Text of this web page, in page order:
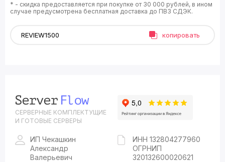
* - скидка предоставляется при покупке от 30 000 рублей, в ином
случае предусмотрена бесплатная доставка до ПВЗ СДЭК.
копировать
СЕРВЕРНЫЕ КОМПЛЕКТУЩИЕ
И ГОТОВЫЕ СЕРВЕРЫ
ИП Чекашкин
Александр
Валерьевич
ИНН 132804277960
ОГРНИП
320132600020621